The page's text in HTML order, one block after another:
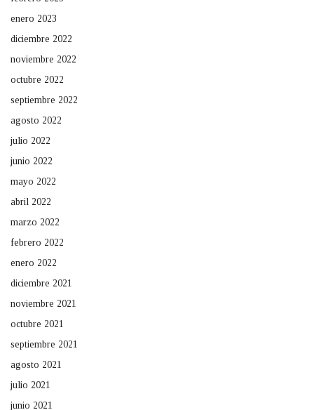
enero 2023
diciembre 2022
noviembre 2022
octubre 2022
septiembre 2022
agosto 2022
julio 2022
junio 2022
mayo 2022
abril 2022
marzo 2022
febrero 2022
enero 2022
diciembre 2021
noviembre 2021
octubre 2021
septiembre 2021
agosto 2021
julio 2021
junio 2021